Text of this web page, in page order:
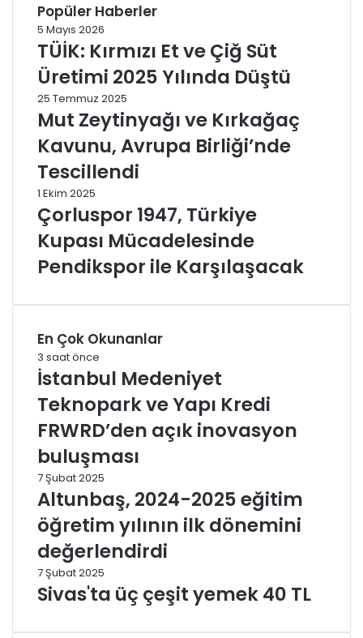
Popüler Haberler
5 Mayıs 2026
TÜİK: Kırmızı Et ve Çiğ Süt
Üretimi 2025 Yılında Düştü
25 Temmuz 2025
Mut Zeytinyağı ve Kırkağaç
Kavunu, Avrupa Birliği’nde
Tescillendi
1 Ekim 2025
Çorluspor 1947, Türkiye
Kupası Mücadelesinde
Pendikspor ile Karşılaşacak
En Çok Okunanlar
3 saat önce
İstanbul Medeniyet
Teknopark ve Yapı Kredi
FRWRD’den açık inovasyon
buluşması
7 Şubat 2025
Altunbaş, 2024-2025 eğitim
öğretim yılının ilk dönemini
değerlendirdi
7 Şubat 2025
Sivas'ta üç çeşit yemek 40 TL